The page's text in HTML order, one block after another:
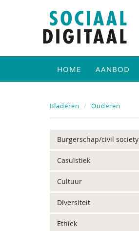
HOME AANBOD
Bladeren Ouderen
Burgerschap/civil society
Casuïstiek
Cultuur
Diversiteit
Ethiek